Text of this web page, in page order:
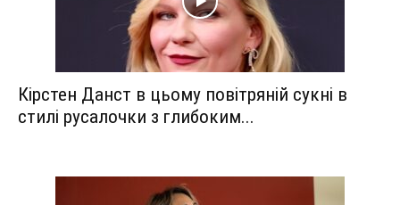
Кірстен Данст в цьому повітряній сукні в
стилі русалочки з глибоким...